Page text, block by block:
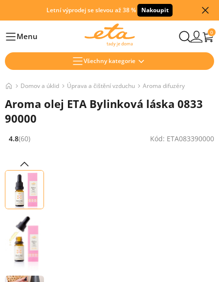
Letní výprodej se slevou až 38 % Nakoupit
HlavníMenu 0
Všechny kategorie
Domov a úklid Úprava a čištění vzduchu Aroma difuzéry
Aroma olej ETA Bylinková láska 0833
90000
Hodnocení: 4.8 z 5 (60 recenzí)
4.8(60) Kód: ETA083390000